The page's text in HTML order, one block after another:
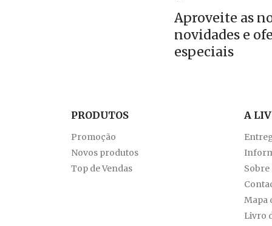
Aproveite as
novidades e
especiais
PRODUTOS
Promoção
Novos produtos
Top de Vendas
A
Sobre
Mapa
Livro